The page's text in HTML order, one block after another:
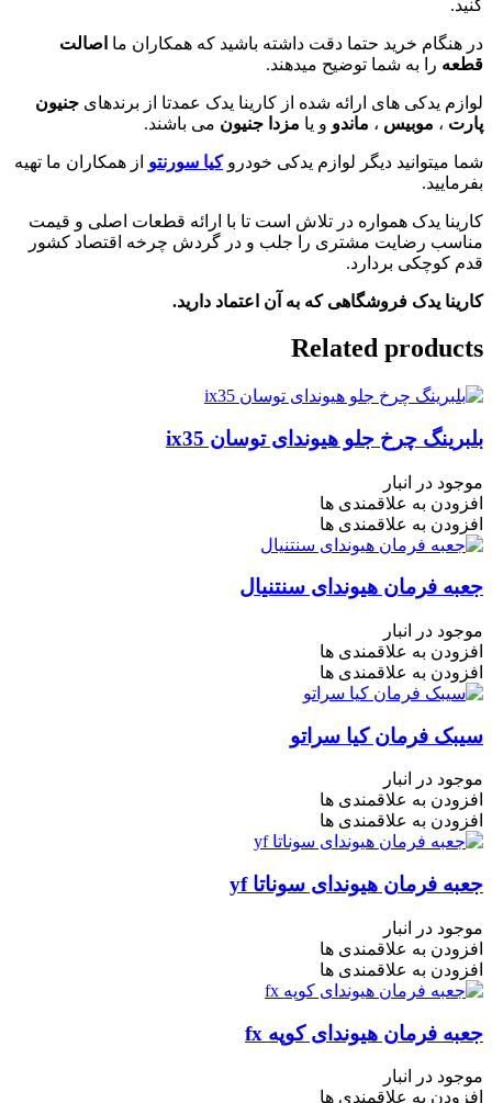
کنید.
در هنگام خرید حتما دقت داشته باشید که همکاران ما اصالت
قطعه را به شما توضیح میدهند.
لوازم یدکی های ارائه شده از کارینا یدک عمدتا از برندهای جنیون
پارت ، موبیس ، ماندو و یا مزدا جنیون می باشند.
شما میتوانید دیگر لوازم یدکی خودروکیا سورنتو از همکاران ما تهیه
بفرمایید.
کارینا یدک همواره در تلاش است تا با ارائه قطعات اصلی و قیمت
مناسب رضایت مشتری را جلب و در گردش چرخه اقتصاد کشور
قدم کوچکی بردارد.
کارینا یدک فروشگاهی که به آن اعتماد دارید.
Related products
بلبرینگ چرخ جلو هیوندای توسان ix35
موجود در انبار
افزودن به علاقمندی ها
افزودن به علاقمندی ها
جعبه فرمان هیوندای سنتنیال
موجود در انبار
افزودن به علاقمندی ها
افزودن به علاقمندی ها
سیبک فرمان کیا سراتو
موجود در انبار
افزودن به علاقمندی ها
افزودن به علاقمندی ها
جعبه فرمان هیوندای سوناتا yf
موجود در انبار
افزودن به علاقمندی ها
افزودن به علاقمندی ها
جعبه فرمان هیوندای کوپه fx
موجود در انبار
افزودن به علاقمندی ها